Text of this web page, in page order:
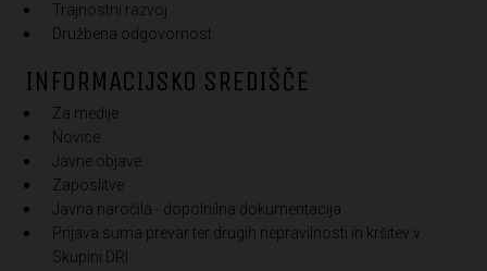
Trajnostni razvoj
Družbena odgovornost
INFORMACIJSKO SREDIŠČE
Za medije
Novice
Javne objave
Zaposlitve
Javna naročila - dopolnilna dokumentacija
Prijava suma prevar ter drugih nepravilnosti in kršitev v
Skupini DRI